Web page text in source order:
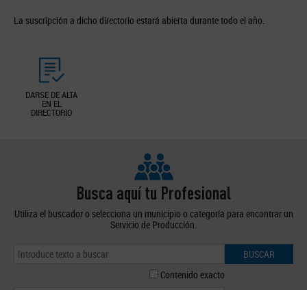
La suscripción a dicho directorio estará abierta durante todo el año.
DARSE DE ALTA
EN EL
DIRECTORIO
Busca aquí tu Profesional
Utiliza el buscador o selecciona un municipio o categoría para encontrar un
Servicio de Producción.
BUSCAR
Contenido exacto